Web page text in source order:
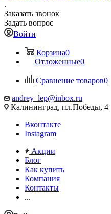
Заказать звонок
Задать вопрос
Войти
Корзина0
Отложенные0
Сравнение товаров0
andrey_lep@inbox.ru
Калининград, пл.Победы, 4
Вконтакте
Instagram
Акции
Блог
Как купить
Компания
Контакты
...